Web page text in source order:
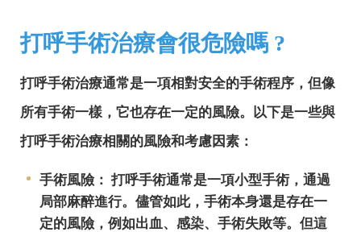
打呼手術治療會很危險嗎 ?
打呼手術治療通常是一項相對安全的手術程序，但像
所有手術一樣，它也存在一定的風險。以下是一些與
打呼手術治療相關的風險和考慮因素：
手術風險： 打呼手術通常是一項小型手術，通過
局部麻醉進行。儘管如此，手術本身還是存在一
定的風險，例如出血、感染、手術失敗等。但這